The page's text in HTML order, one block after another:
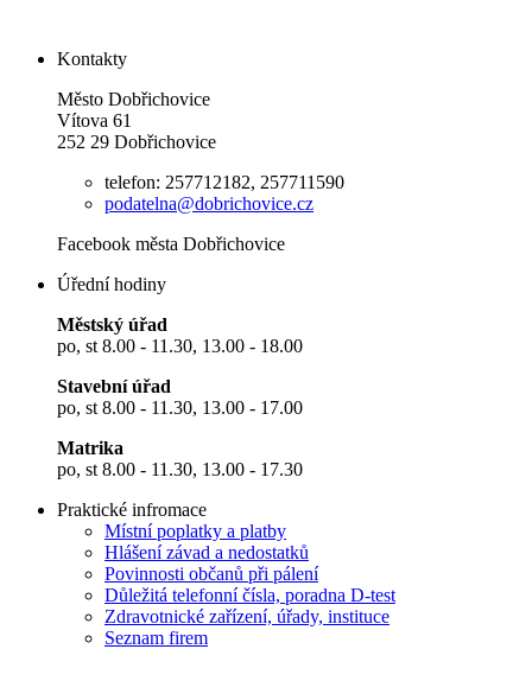
Kontakty
Město Dobřichovice
Vítova 61
252 29 Dobřichovice
telefon: 257712182, 257711590
podatelna@dobrichovice.cz
Facebook města Dobřichovice
Úřední hodiny
Městský úřad
po, st 8.00 - 11.30, 13.00 - 18.00
Stavební úřad
po, st 8.00 - 11.30, 13.00 - 17.00
Matrika
po, st 8.00 - 11.30, 13.00 - 17.30
Praktické infromace
Místní poplatky a platby
Hlášení závad a nedostatků
Povinnosti občanů při pálení
Důležitá telefonní čísla, poradna D-test
Zdravotnické zařízení, úřady, instituce
Seznam firem